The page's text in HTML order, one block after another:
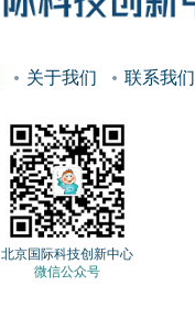
关于我们 联系我们
北京国际科技创新中心
微信公众号